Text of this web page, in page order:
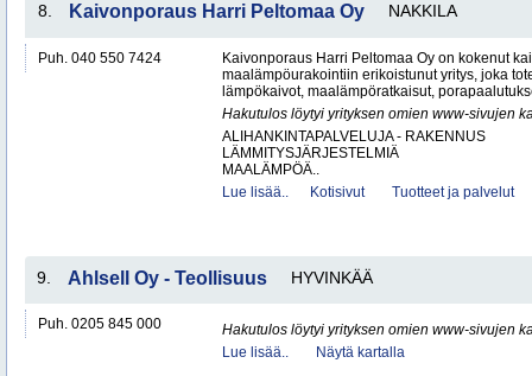
8. Kaivonporaus Harri Peltomaa Oy NAKKILA
Puh. 040 550 7424
Kaivonporaus Harri Peltomaa Oy on kokenut
maalämpöurakointiin erikoistunut yritys, joka
lämpökaivot, maalämpöratkaisut,
Hakutulos löytyi yrityksen omien www-sivujen
ALIHANKINTAPALVELUJA - RAKENNUS
LÄMMITYSJÄRJESTELMIÄ
MAALÄMPÖÄ..
Lue lisää..
Kotisivut Tuotteet ja palvelut
9. Ahlsell Oy - Teollisuus HYVINKÄÄ
Puh. 0205 845 000
Hakutulos löytyi yrityksen omien www-sivujen
Lue lisää..
Näytä kartalla